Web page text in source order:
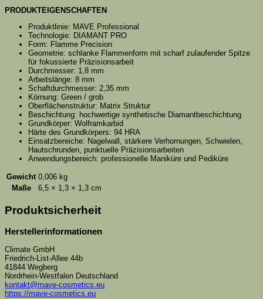
PRODUKTEIGENSCHAFTEN
Produktlinie: MAVE Professional
Technologie: DIAMANT PRO
Form: Flamme Precision
Geometrie: schlanke Flammenform mit scharf zulaufender Spitze
für fokussierte Präzisionsarbeit
Durchmesser: 1,8 mm
Arbeitslänge: 8 mm
Schaftdurchmesser: 2,35 mm
Körnung: Green / grob
Oberflächenstruktur: Matrix Struktur
Beschichtung: hochwertige synthetische Diamantbeschichtung
Grundkörper: Wolframkarbid
Härte des Grundkörpers: 94 HRA
Einsatzbereiche: Nagelwall, stärkere Verhornungen, Schwielen,
Hautschrunden, punktuelle Präzisionsarbeiten
Anwendungsbereich: professionelle Maniküre und Pediküre
Gewicht 0,006 kg
Maße
6,5 × 1,3 × 1,3 cm
Produktsicherheit
Herstellerinformationen
Climate GmbH
Friedrich-List-Allee 44b
41844 Wegberg
Nordrhein-Westfalen Deutschland
kontakt@mave-cosmetics.eu
https://mave-cosmetics.eu